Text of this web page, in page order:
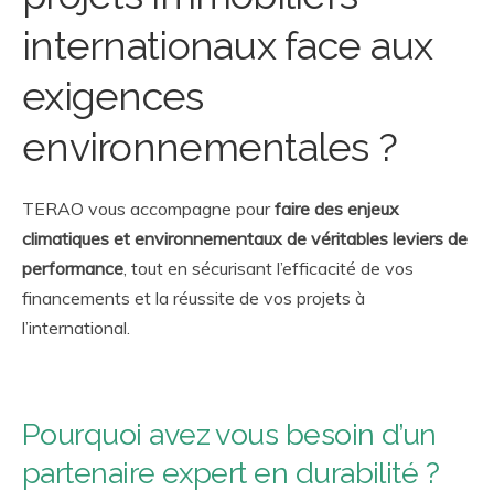
internationaux face aux
exigences
environnementales ?
TERAO vous accompagne pourfaire des enjeux
climatiques et environnementaux de véritables leviers de
performance, tout en sécurisant l’efficacité de vos
financements et la réussite de vos projets à
l’international.
Pourquoi avez vous besoin d’un
partenaire expert en durabilité ?